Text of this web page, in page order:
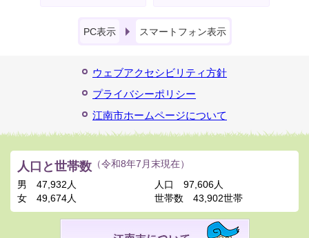
PC表示 スマートフォン表示
ウェブアクセシビリティ方針
プライバシーポリシー
江南市ホームページについて
人口と世帯数 （令和8年7月末現在）
男
47,932人
女
49,674人
人口
97,606人
世帯数
43,902世帯